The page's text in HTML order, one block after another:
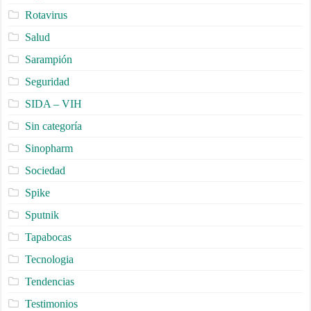
Rotavirus
Salud
Sarampión
Seguridad
SIDA – VIH
Sin categoría
Sinopharm
Sociedad
Spike
Sputnik
Tapabocas
Tecnologia
Tendencias
Testimonios